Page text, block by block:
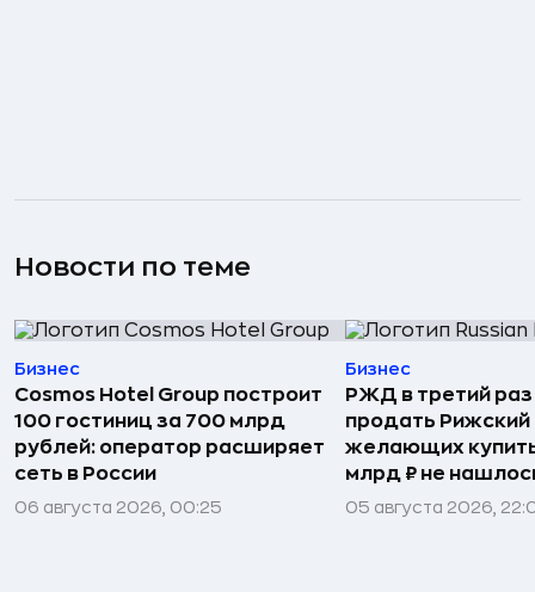
Новости по теме
Бизнес
Cosmos Hotel Group построит
100 гостиниц за 700 млрд
рублей: оператор расширяет
сеть в России
06 августа 2026, 00:25
Бизнес
РЖД в третий
продать Рижский
желающих
млрд ₽ не
05 августа 2026,